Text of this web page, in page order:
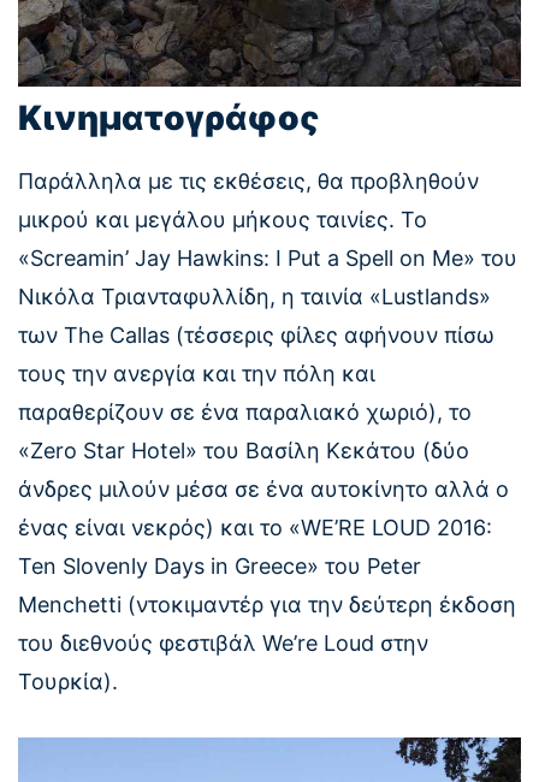
Κινηματογράφος
Παράλληλα με τις εκθέσεις, θα προβληθούν
μικρού και μεγάλου μήκους ταινίες. Το
«Screamin’ Jay Hawkins: I Put a Spell on Me» του
Νικόλα Τριανταφυλλίδη, η ταινία «Lustlands»
των The Callas (τέσσερις φίλες αφήνουν πίσω
τους την ανεργία και την πόλη και
παραθερίζουν σε ένα παραλιακό χωριό), το
«Ζero Star Hotel» του Βασίλη Κεκάτου (δύο
άνδρες μιλούν μέσα σε ένα αυτοκίνητο αλλά ο
ένας είναι νεκρός) και το «WE’RE LOUD 2016:
Ten Slovenly Days in Greece» του Peter
Menchetti (ντοκιμαντέρ για την δεύτερη έκδοση
του διεθνούς φεστιβάλ We’re Loud στην
Τουρκία).